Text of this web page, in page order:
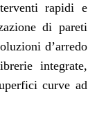
rapidi e
di pareti
d’arredo
integrate,
curve ad